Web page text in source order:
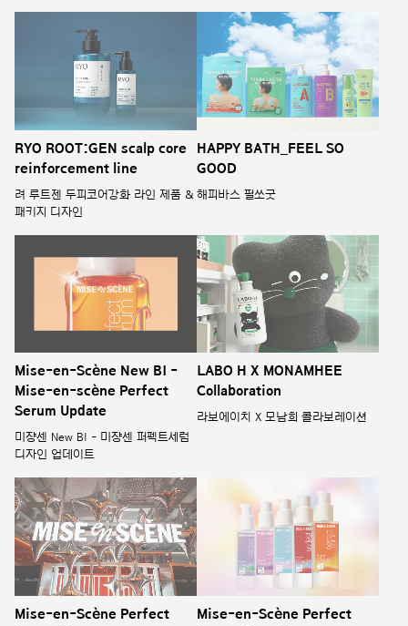
RYO ROOT:GEN scalp core
reinforcement line
려 루트젠 두피코어강화 라인 제품 &
패키지 디자인
HAPPY BATH_FEEL SO
GOOD
해피바스 필쏘굿
Mise-en-Scène New BI -
Mise-en-scène Perfect
Serum Update
미쟝센 New BI - 미쟝센 퍼펙트세럼
디자인 업데이트
LABO H X MONAMHEE
Collaboration
라보에이치 X 모남희 콜라보레이션
Mise-en-Scène Perfect
Mise-en-Scène Perfect